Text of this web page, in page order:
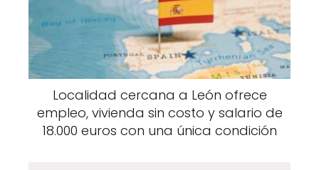
Localidad cercana a León ofrece
empleo, vivienda sin costo y salario de
18.000 euros con una única condición